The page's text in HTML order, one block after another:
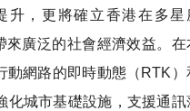
升，更將確立香港在多星
來廣泛的社會經濟效益。在
動網路的即時動態（RTK）
化城市基礎設施，支援通訊